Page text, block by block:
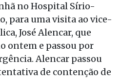
no Hospital Sírio-
para uma visita ao vice-
José Alencar, que
ontem e passou por
Alencar passou
de contenção de